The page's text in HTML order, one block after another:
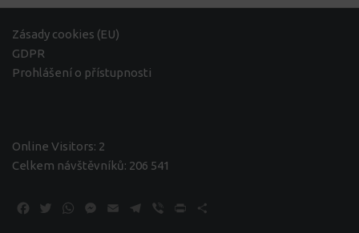
Zásady cookies (EU)
GDPR
Prohlášení o přístupnosti
Online Visitors: 2
Celkem návštěvníků: 206 541
Facebook
TwitterWhatsApp
Messenger
Email Telegram
Viber Print